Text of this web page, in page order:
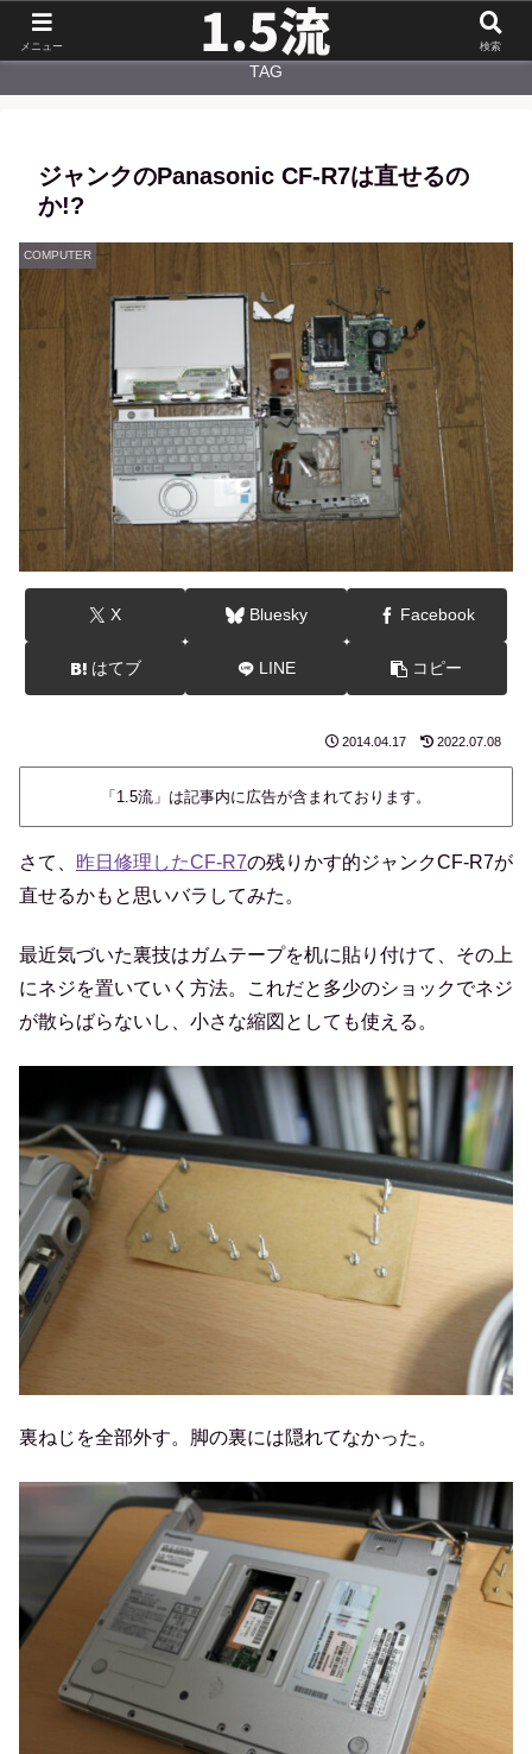
TAG
ジャンクのPanasonic CF-R7は直せるの
か!?
COMPUTER
X Bluesky Facebook
はてブ LINE コピー
2014.04.17 2022.07.08
「1.5流」は記事内に広告が含まれております。
さて、 昨日修理したCF-R7の残りかす的ジャンクCF-R7が
直せるかもと思いバラしてみた。
最近気づいた裏技はガムテープを机に貼り付けて、その上
にネジを置いていく方法。これだと多少のショックでネジ
が散らばらないし、小さな縮図としても使える。
裏ねじを全部外す。脚の裏には隠れてなかった。
メニュー 検索